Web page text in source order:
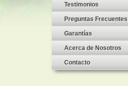
Testimonios
Preguntas Frecuentes
Garantías
Acerca de Nosotros
Contacto